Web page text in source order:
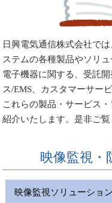
日興電気通信株式会社で
ステムの各種製品やソリ
電子機器に関する、受託
ス/EMS、カスタマーサー
これらの製品・サービス
紹介いたします。是非ご覧
映像監視・
映像監視ソリューショ